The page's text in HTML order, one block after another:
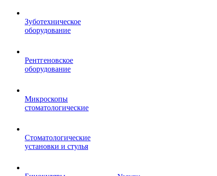
Зуботехническое
оборудование
Рентгеновское
оборудование
Микроскопы
стоматологические
Стоматологические
установки и стулья